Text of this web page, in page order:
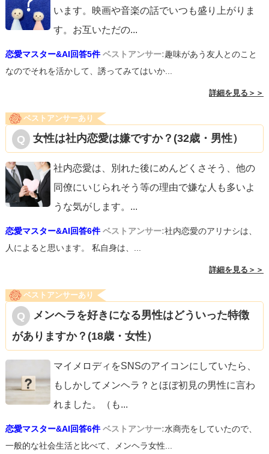
います。映画や音楽の話でいつも盛り上がりま
す。お互いただの...
恋愛マスター&AI回答5件 ベストアンサー:趣味があう友人とのこと
なのでそれを活かして、誘ってみてはいか...
詳細を見る＞＞
ベストアンサーあり
女性は社内恋愛は嫌ですか？(32歳・男性）
社内恋愛は、別れた後にめんどくさそう、他の
同僚にいじられそう等の理由で嫌な人も多いよ
うな気がします。 ...
恋愛マスター&AI回答6件 ベストアンサー:社内恋愛のアリナシは、
人によると思います。 私自身は、...
詳細を見る＞＞
ベストアンサーあり
メンヘラを好きになる男性はどういった特徴
がありますか？(18歳・女性）
マイメロディをSNSのアイコンにしていたら、
もしかしてメンヘラ？とほぼ初見の男性に言わ
れました。（も...
恋愛マスター&AI回答6件 ベストアンサー:水商売をしていたので、
一般的な社会生活と比べて、メンヘラ女性...